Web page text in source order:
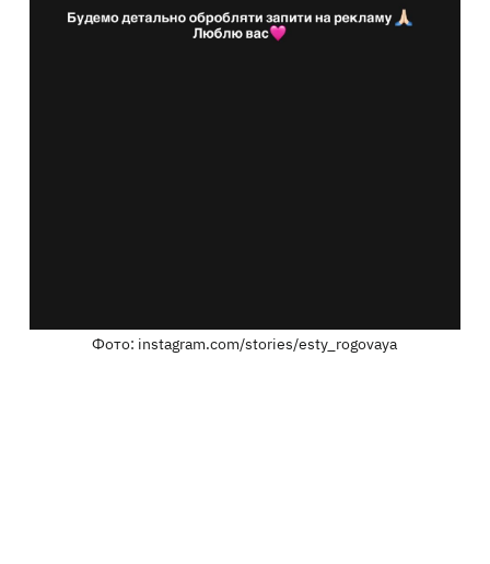
Фото: instagram.com/stories/esty_rogovaya